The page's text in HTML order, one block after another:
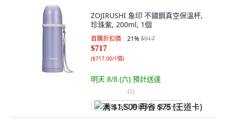
ZOJIRUSHI 象印 不鏽鋼真空保溫杯,
珍珠紫, 200ml, 1個
首購折扣價 21%$917
$717
($717.00/1個)
明天 8/8 (六) 預計送達
(2)
满 $1,500 再省 $75 (王道卡)